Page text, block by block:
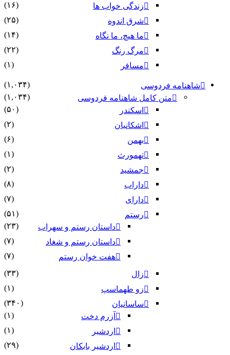
زندگی خواب ها
(۱۶)
شرق اندوه
(۲۵)
ما هیچ، ما نگاه
(۱۴)
مرگ رنگ
(۲۲)
مسافر
(۱)
شاهنامه فردوسی
(۱,۰۳۴)
متن کامل شاهنامه فردوسی
(۱,۰۳۴)
اسکندر
(۵۰)
اشکانیان
(۲)
بهمن
(۶)
تهمورث
(۱)
جمشید
(۲)
داراب
(۸)
دارای
(۷)
رستم
(۵۱)
داستان رستم و سهراب
(۲۳)
داستان رستم و شغاد
(۷)
هفت خوان رستم‏
(۷)
زال
(۳۳)
زو طهماسپ‏
(۱)
ساسانیان
(۳۴۰)
آزرم دخت
(۱)
اردشیر
(۱)
اردشیر بابکان
(۲۹)